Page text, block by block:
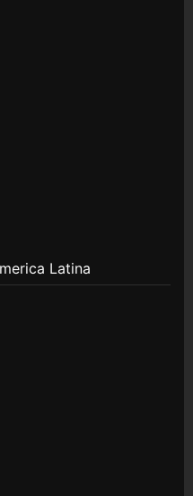
Latina